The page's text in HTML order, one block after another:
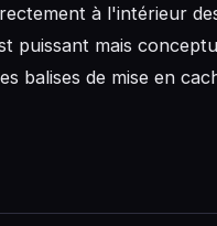
à l'intérieur
puissant mais
balises de mise en